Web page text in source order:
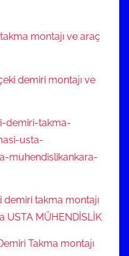
montajı ve araç
demiri montajı ve
demiri-takma-
usta-
muhendislikankara-
demiri takma montajı
USTA MÜHENDİSLİK
Takma montajı